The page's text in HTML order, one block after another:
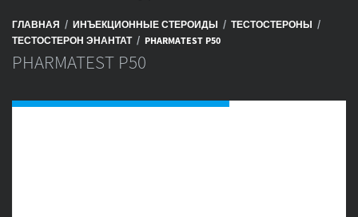
ГЛАВНАЯ / ИНЪЕКЦИОННЫЕ СТЕРОИДЫ / ТЕСТОСТЕРОНЫ /
ТЕСТОСТЕРОН ЭНАНТАТ / PHARMATEST P50
PHARMATEST P50